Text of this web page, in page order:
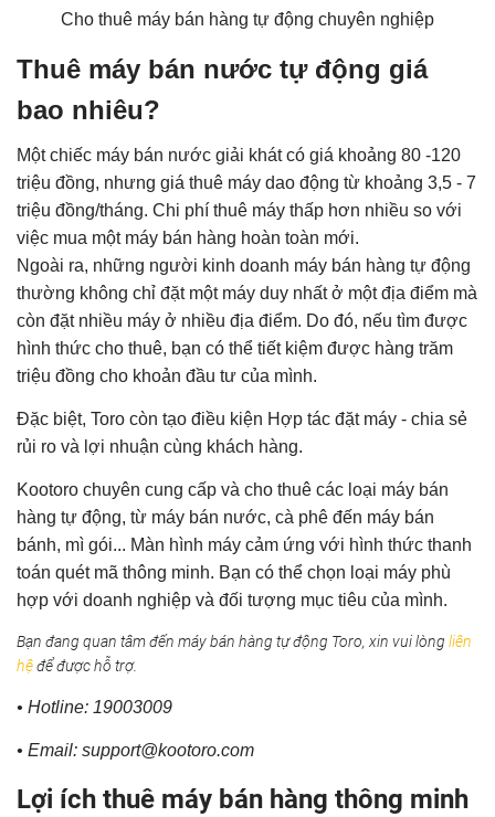
Cho thuê máy bán hàng tự động chuyên nghiệp
Thuê máy bán nước tự động giá
bao nhiêu?
Một chiếc máy bán nước giải khát có giá khoảng 80 -120
triệu đồng, nhưng giá thuê máy dao động từ khoảng 3,5 - 7
triệu đồng/tháng. Chi phí thuê máy thấp hơn nhiều so với
việc mua một máy bán hàng hoàn toàn mới.
Ngoài ra, những người kinh doanh máy bán hàng tự động
thường không chỉ đặt một máy duy nhất ở một địa điểm mà
còn đặt nhiều máy ở nhiều địa điểm. Do đó, nếu tìm được
hình thức cho thuê, bạn có thể tiết kiệm được hàng trăm
triệu đồng cho khoản đầu tư của mình.
Đặc biệt, Toro còn tạo điều kiện Hợp tác đặt máy - chia sẻ
rủi ro và lợi nhuận cùng khách hàng.
Kootoro chuyên cung cấp và cho thuê các loại máy bán
hàng tự động, từ máy bán nước, cà phê đến máy bán
bánh, mì gói... Màn hình máy cảm ứng với hình thức thanh
toán quét mã thông minh. Bạn có thể chọn loại máy phù
hợp với doanh nghiệp và đối tượng mục tiêu của mình.
Bạn đang quan tâm đến máy bán hàng tự động Toro, xin vui lòng liên
hệđể được hỗ trợ.
• Hotline: 19003009
• Email: support@kootoro.com
Lợi ích thuê máy bán hàng thông minh